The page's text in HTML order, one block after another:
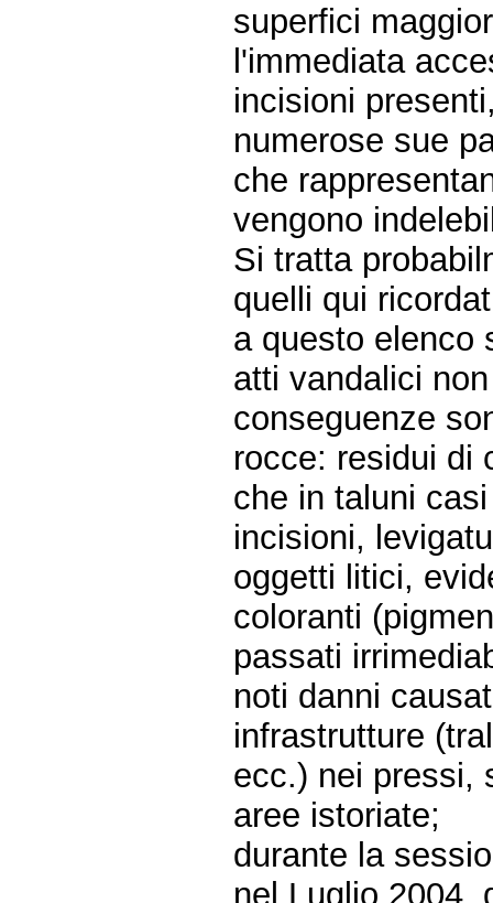
superfici
l'immediata
incisioni
numerose sue
che
vengono
Si tratta
quelli qui
a questo elenco
atti vandalici
conseguenze
rocce: residui di
che in taluni
incisioni,
oggetti litici,
coloranti
passati
noti danni
infrastrutture
ecc.) nei pressi,
aree istoriate;
durante la
nel Luglio 2004,